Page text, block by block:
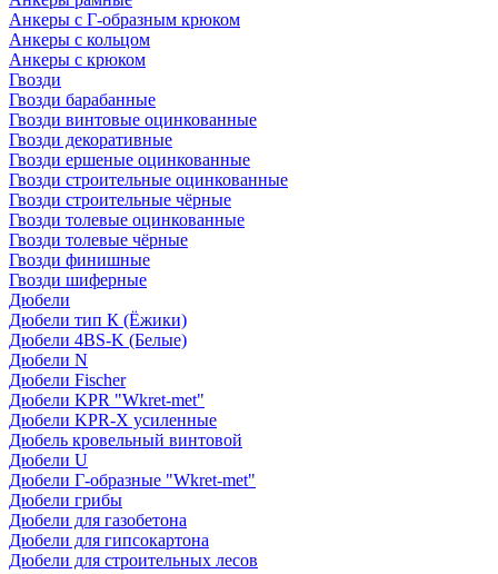
Анкеры с Г-образным крюком
Анкеры с кольцом
Анкеры с крюком
Гвозди
Гвозди барабанные
Гвозди винтовые оцинкованные
Гвозди декоративные
Гвозди ершеные оцинкованные
Гвозди строительные оцинкованные
Гвозди строительные чёрные
Гвозди толевые оцинкованные
Гвозди толевые чёрные
Гвозди финишные
Гвозди шиферные
Дюбели
Дюбели тип К (Ёжики)
Дюбели 4BS-K (Белые)
Дюбели N
Дюбели Fischer
Дюбели KPR "Wkret-met"
Дюбели KPR-Х усиленные
Дюбель кровельный винтовой
Дюбели U
Дюбели Г-образные "Wkret-met"
Дюбели грибы
Дюбели для газобетона
Дюбели для гипсокартона
Дюбели для строительных лесов